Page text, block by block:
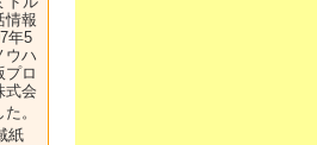
情報
年5
ウハ
プロ
式会
。
紙